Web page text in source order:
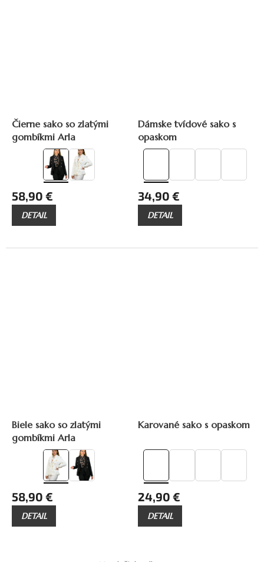
Čierne sako so zlatými
gombíkmi Arla
58,90 €
DETAIL
Dámske tvídové sako s
opaskom
34,90 €
DETAIL
Biele sako so zlatými
gombíkmi Arla
58,90 €
DETAIL
Karované sako s opaskom
24,90 €
DETAIL